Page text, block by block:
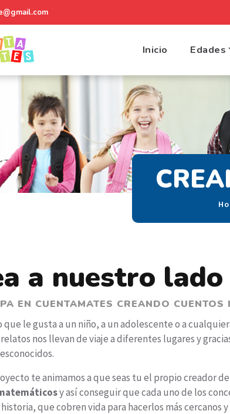
Inicio Edades
a nuestro lado
EN CUENTAMATES CREANDO CUENTOS
que le gusta a un niño, a un adolescente o a
nos llevan de viaje a diferentes lugares y
te animamos a que seas tu el propio creador
y así conseguir que cada uno de los
que cobren vida para hacerlos más cercanos y